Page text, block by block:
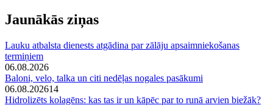
Jaunākās ziņas
Lauku atbalsta dienests atgādina par zālāju apsaimniekošanas
termiņiem
06.08.2026
Baloni, velo, talka un citi nedēļas nogales pasākumi
06.08.202614
Hidrolizēts kolagēns: kas tas ir un kāpēc par to runā arvien biežāk?